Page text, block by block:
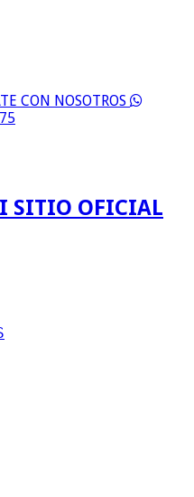
CON NOSOTROS
SITIO OFICIAL